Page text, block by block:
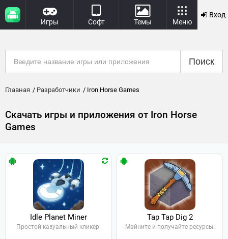
Игры Софт Темы Меню
Вход
Поиск
Главная Разработчики Iron Horse Games
Скачать игры и приложения от Iron Horse
Games
Idle Planet Miner
Простой казуальный кликер.
Tap Tap Dig 2
Майните и получайте ресурсы.